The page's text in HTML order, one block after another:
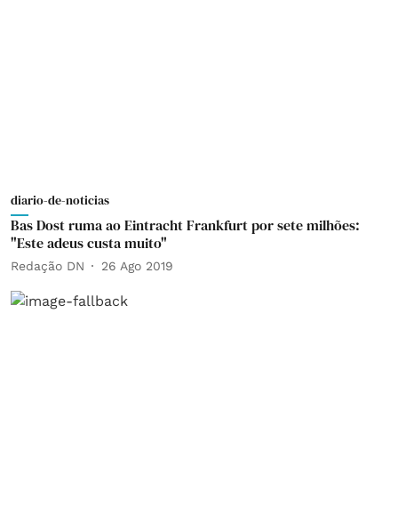
diario-de-noticias
Bas Dost ruma ao Eintracht Frankfurt por sete milhões:
"Este adeus custa muito"
Redação DN 26 Ago 2019